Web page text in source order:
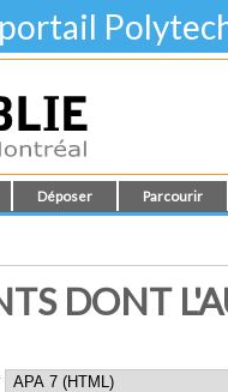
Déposer Parcourir
DONT